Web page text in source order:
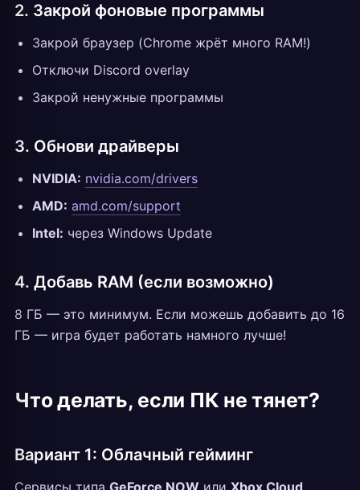
2. Закрой фоновые программы
Закрой браузер (Chrome жрёт много RAM!)
Отключи Discord overlay
Закрой ненужные программы
3. Обнови драйверы
NVIDIA: nvidia.com/drivers
AMD: amd.com/support
Intel: через Windows Update
4. Добавь RAM (если возможно)
8 ГБ — это минимум. Если можешь добавить до 16
ГБ — игра будет работать намного лучше!
Что делать, если ПК не тянет?
Вариант 1: Облачный гейминг
Сервисы типа GeForce NOW или Xbox Cloud